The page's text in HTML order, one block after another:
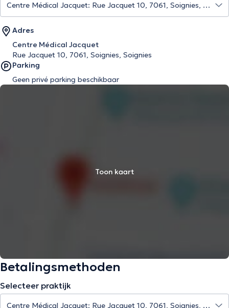
Adres
Centre Médical Jacquet
Rue Jacquet 10, 7061, Soignies, Soignies
Parking
Geen privé parking beschikbaar
Toon kaart
Betalingsmethoden
Selecteer praktijk